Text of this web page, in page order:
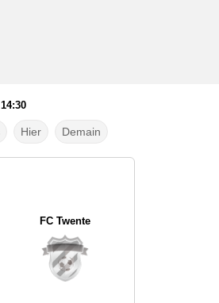
Hier Demain
FC Twente